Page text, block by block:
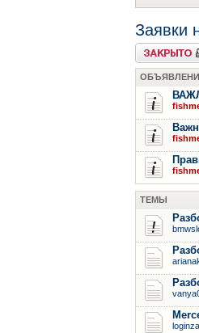
Заявки
Форум закрыт
ТЕМЫ